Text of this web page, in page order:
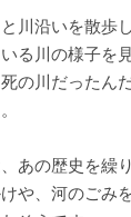
川沿いを散歩
る川の様子を
の川だったんだ
あの歴史を繰
や、河のごみ